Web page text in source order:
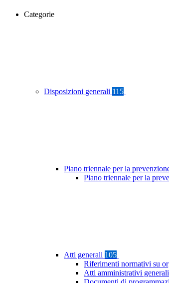
Categorie
Disposizioni generali 115
Piano triennale per la
Piano triennale per la
Atti generali 105
Riferimenti normativi su
Atti amministrativi generali